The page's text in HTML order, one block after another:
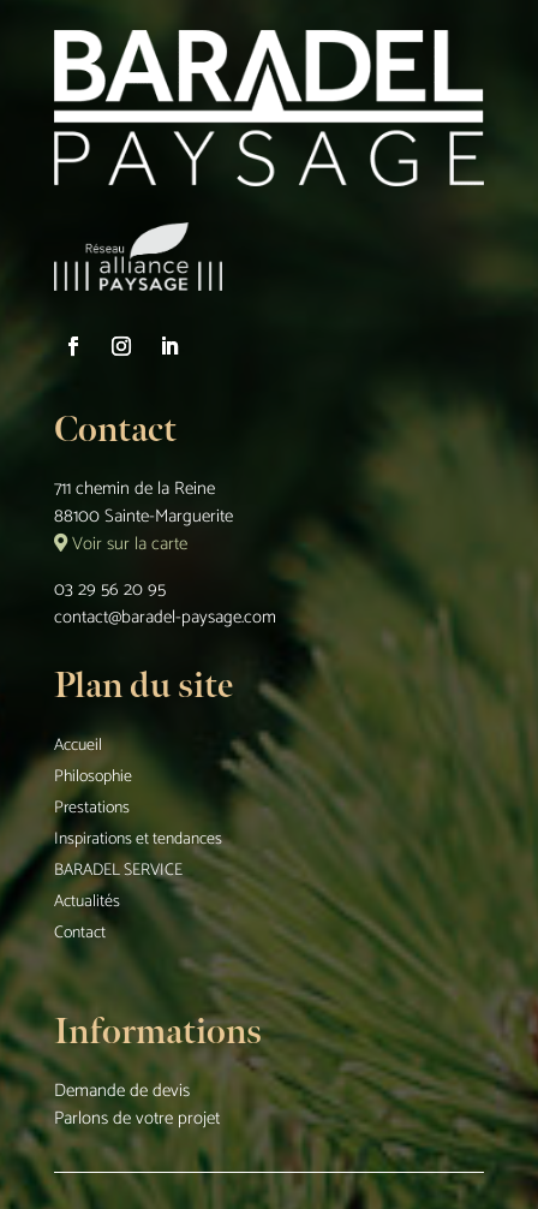
Contact
711 chemin de la Reine
88100 Sainte-Marguerite
Voir sur la carte
03 29 56 20 95
contact@baradel-paysage.com
Plan du site
Accueil
Philosophie
Prestations
Inspirations et tendances
BARADEL SERVICE
Actualités
Contact
Informations
Demande de devis
Parlons de votre projet